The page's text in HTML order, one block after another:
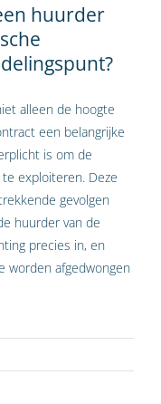
huurder
alleen de hoogte
een belangrijke
is om de
exploiteren. Deze
gevolgen
huurder van de
precies in, en
worden afgedwongen